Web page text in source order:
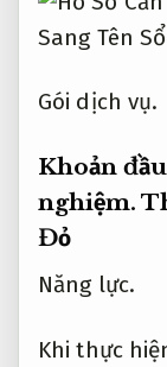
Gói dịch vụ.
Khoản
nghiệm.
Đỏ
Năng lực.
Khi thực